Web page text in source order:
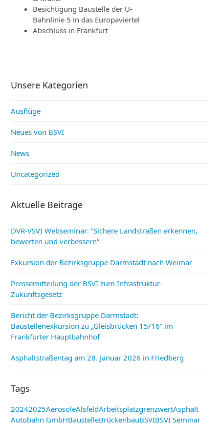
Besichtigung Baustelle der U-
Bahnlinie 5 in das Europaviertel
Abschluss in Frankfurt
Unsere Kategorien
Ausflüge
Neues von BSVI
News
Uncategorized
Aktuelle Beiträge
DVR-VSVI Webseminar: “Sichere Landstraßen erkennen,
bewerten und verbessern”
Exkursion der Bezirksgruppe Darmstadt nach Weimar
Pressemitteilung der BSVI zum Infrastruktur-
Zukunftsgesetz
Bericht der Bezirksgruppe Darmstadt:
Baustellenexkursion zu „Gleisbrücken 15/16“ im
Frankfurter Hauptbahnhof
Asphaltstraßentag am 28. Januar 2026 in Friedberg
Tags
20242025AerosoleAlsfeldArbeitsplatzgrenzwertAsphalt
Autobahn GmbHBaustelleBrückenbauBSVIBSVI Seminar